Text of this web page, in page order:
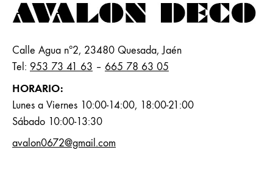
Calle Agua nº2, 23480 Quesada, Jaén
Tel: 953 73 41 63 – 665 78 63 05
HORARIO:
Lunes a Viernes 10:00-14:00, 18:00-21:00
Sábado 10:00-13:30
avalon0672@gmail.com